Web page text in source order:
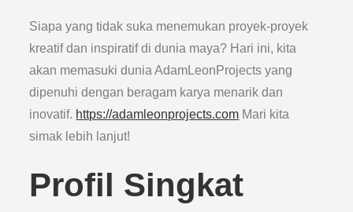
Siapa yang tidak suka menemukan proyek-proyek
kreatif dan inspiratif di dunia maya? Hari ini, kita
akan memasuki dunia AdamLeonProjects yang
dipenuhi dengan beragam karya menarik dan
inovatif. https://adamleonprojects.com Mari kita
simak lebih lanjut!
Profil Singkat